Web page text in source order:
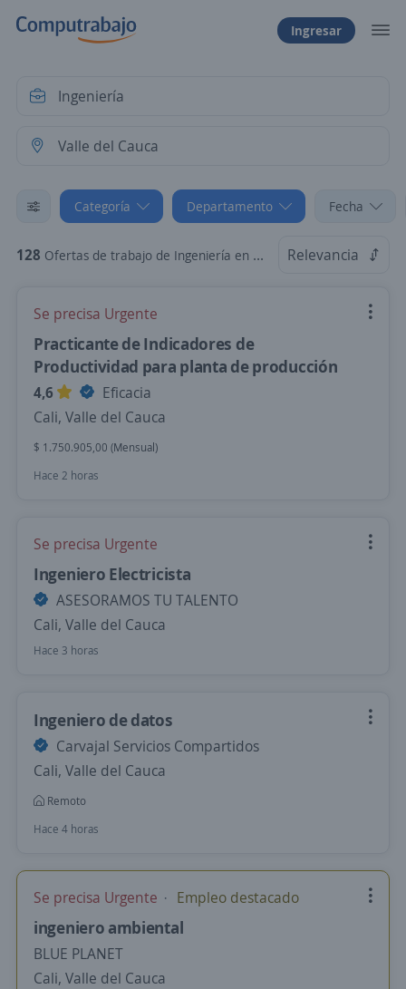
Ingresar
Categoría Departamento Fecha
128 Ofertas de trabajo de Ingeniería en Valle del Cauca Relevancia
Se precisa Urgente
Practicante de Indicadores de
Productividad para planta de producción
4,6
Eficacia
Cali, Valle del Cauca
$ 1.750.905,00 (Mensual)
Hace 2 horas
Se precisa Urgente
Ingeniero Electricista
ASESORAMOS TU TALENTO
Cali, Valle del Cauca
Hace 3 horas
Ingeniero de datos
Carvajal Servicios Compartidos
Cali, Valle del Cauca
Remoto
Hace 4 horas
Se precisa Urgente Empleo destacado
ingeniero ambiental
BLUE PLANET
Cali, Valle del Cauca